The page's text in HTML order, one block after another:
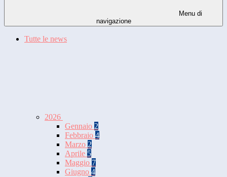
Menu di
navigazione
Tutte le news
2026
Gennaio 2
Febbraio 4
Marzo 2
Aprile 5
Maggio 7
Giugno 4